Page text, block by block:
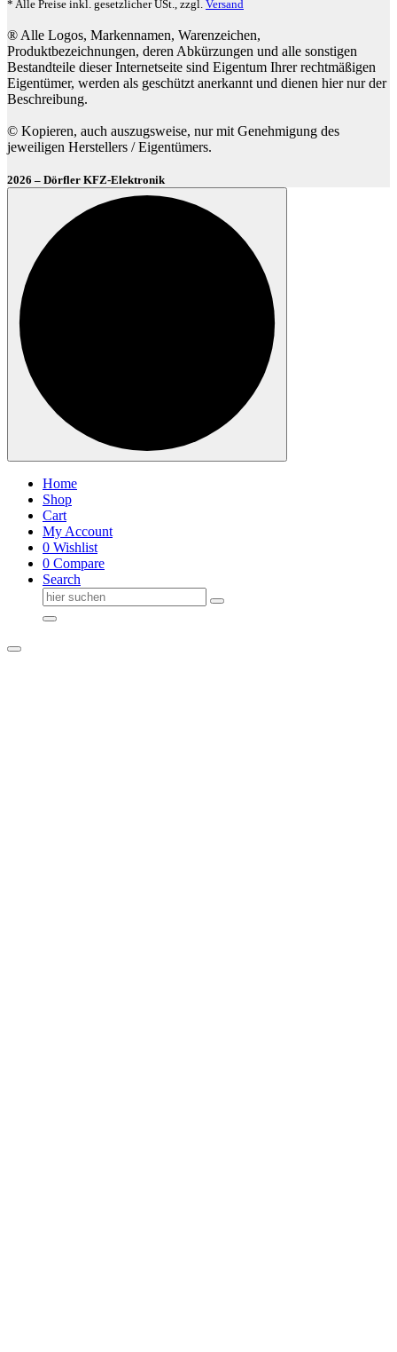
* Alle Preise inkl. gesetzlicher USt., zzgl. Versand
® Alle Logos, Markennamen, Warenzeichen,
Produktbezeichnungen, deren Abkürzungen und alle sonstigen
Bestandteile dieser Internetseite sind Eigentum Ihrer rechtmäßigen
Eigentümer, werden als geschützt anerkannt und dienen hier nur der
Beschreibung.
© Kopieren, auch auszugsweise, nur mit Genehmigung des
jeweiligen Herstellers / Eigentümers.
2026 – Dörfler KFZ-Elektronik
Home
Shop
Cart
My Account
0 Wishlist
0 Compare
Search
Suche
nach: